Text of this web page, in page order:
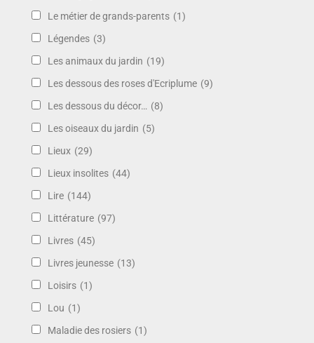
Le métier de grands-parents (1)
Légendes (3)
Les animaux du jardin (19)
Les dessous des roses d'Ecriplume (9)
Les dessous du décor… (8)
Les oiseaux du jardin (5)
Lieux (29)
Lieux insolites (44)
Lire (144)
Littérature (97)
Livres (45)
Livres jeunesse (13)
Loisirs (1)
Lou (1)
Maladie des rosiers (1)